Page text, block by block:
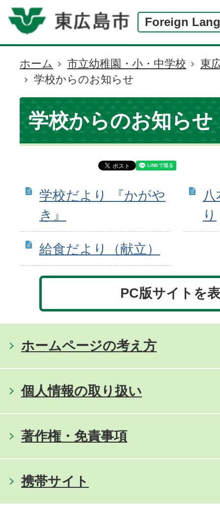
Foreign
現
在
の
位
置
ホーム 市立幼稚園・小・中学校
東
学校からのお知らせ
学校からのお知らせ
学校だより 『かがや
き』
り
給食だより（献立）
PC版サイトを
ホームページの考え方
個人情報の取り扱い
著作権・免責事項
携帯サイト